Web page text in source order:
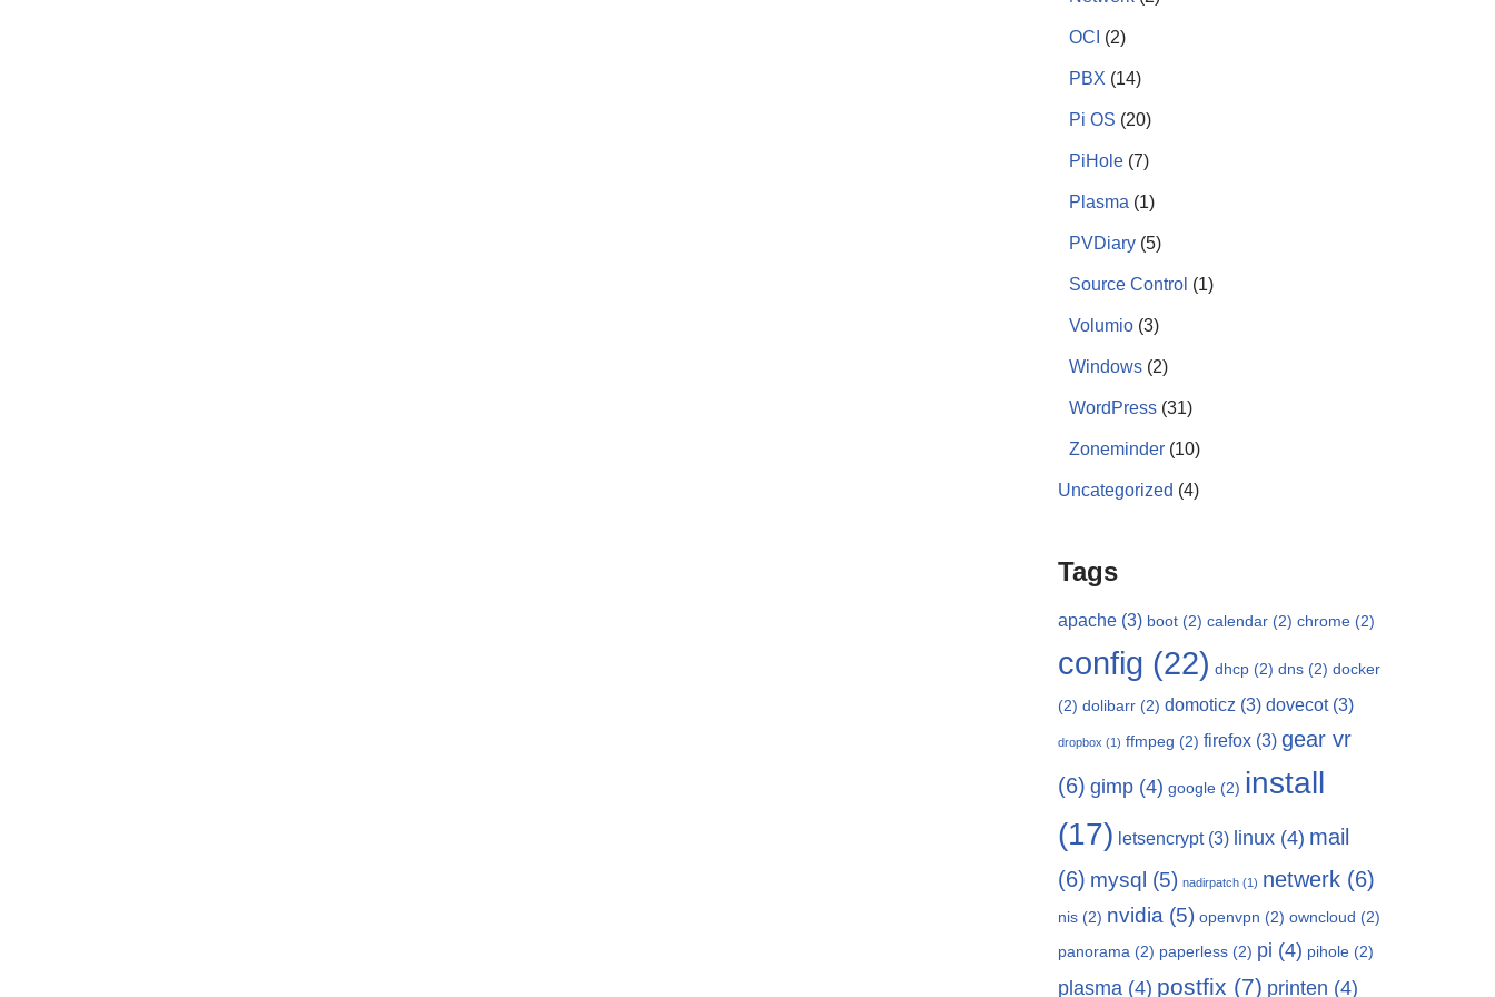
OCI (2)
PBX (14)
Pi OS (20)
PiHole (7)
Plasma (1)
PVDiary (5)
Source Control (1)
Volumio (3)
Windows (2)
WordPress (31)
Zoneminder (10)
Uncategorized (4)
Tags
apache (3) boot (2) calendar (2) chrome (2)
config (22) dhcp (2) dns (2) docker
(2) dolibarr (2) domoticz (3) dovecot(3)
dropbox (1) ffmpeg (2) firefox (3) gear vr
(6) gimp (4) google (2) install
(17) letsencrypt(3) linux (4) mail
(6) mysql (5) nadirpatch (1) netwerk (6)
nis (2) nvidia (5) openvpn (2) owncloud (2)
panorama (2) paperless (2) pi (4) pihole (2)
plasma (4) postfix (7) printen (4)